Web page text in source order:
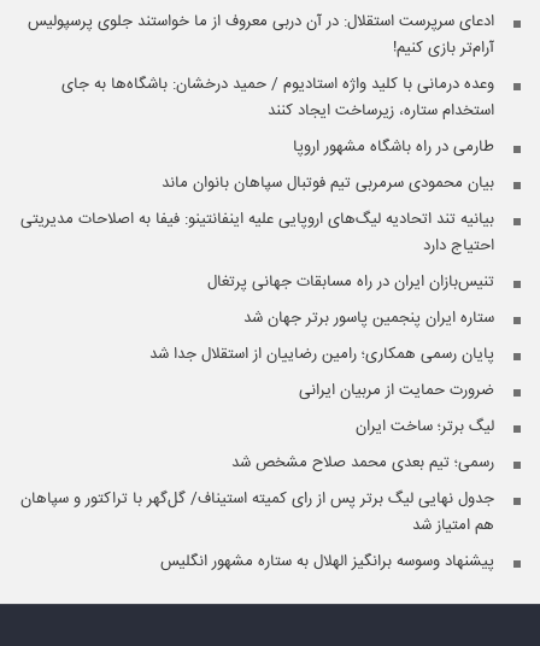
ادعای سرپرست استقلال: در آن دربی معروف از ما خواستند جلوی پرسپولیس
آرام‌تر بازی کنیم!
وعده ‌درمانی با کلید واژه استادیوم / حمید درخشان: باشگاه‌ها به جای
استخدام ستاره، زیرساخت ایجاد کنند
طارمی در راه باشگاه مشهور اروپا
بیان محمودی سرمربی تیم فوتبال سپاهان بانوان ماند
بیانیه تند اتحادیه لیگ‌های اروپایی علیه اینفانتینو: فیفا به اصلاحات مدیریتی
احتیاج دارد
تنیس‌بازان ایران در راه مسابقات جهانی پرتغال
ستاره ایران پنجمین پاسور برتر جهان شد
پایان رسمی همکاری؛ رامین رضاییان از استقلال جدا شد
ضرورت حمایت از مربیان ایرانی
لیگ برتر؛ ساخت ایران
رسمی؛ تیم بعدی محمد صلاح مشخص شد
جدول نهایی لیگ برتر پس از رای کمیته استیناف/ گل‌گهر با تراکتور و سپاهان
هم امتیاز شد
پیشنهاد وسوسه برانگیز الهلال به ستاره مشهور انگلیس